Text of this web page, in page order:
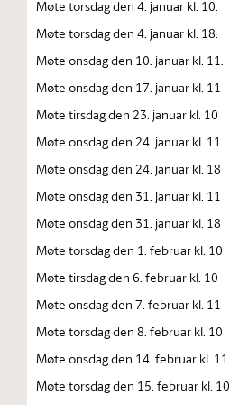
Møte torsdag den 4. januar kl. 10.
Møte torsdag den 4. januar kl. 18.
Møte onsdag den 10. januar kl. 11.
Møte onsdag den 17. januar kl. 11
Møte tirsdag den 23. januar kl. 10
Møte onsdag den 24. januar kl. 11
Møte onsdag den 24. januar kl. 18
Møte onsdag den 31. januar kl. 11
Møte onsdag den 31. januar kl. 18
Møte torsdag den 1. februar kl. 10
Møte tirsdag den 6. februar kl. 10
Møte onsdag den 7. februar kl. 11
Møte torsdag den 8. februar kl. 10
Møte onsdag den 14. februar kl. 11
Møte torsdag den 15. februar kl. 10